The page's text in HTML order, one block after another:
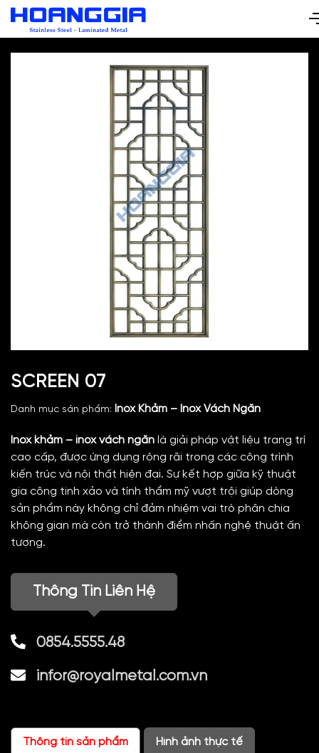
SCREEN 07
Danh mục sản phẩm: Inox Khảm – Inox Vách Ngăn
Inox khảm – inox vách ngăn là giải pháp vật liệu trang trí
cao cấp, được ứng dụng rộng rãi trong các công trình
kiến trúc và nội thất hiện đại. Sự kết hợp giữa kỹ thuật
gia công tinh xảo và tính thẩm mỹ vượt trội giúp dòng
sản phẩm này không chỉ đảm nhiệm vai trò phân chia
không gian mà còn trở thành điểm nhấn nghệ thuật ấn
tượng.
Thông Tin Liên Hệ
0854.5555.48
infor@royalmetal.com.vn
Thông tin sản phẩm Hình ảnh thực tế